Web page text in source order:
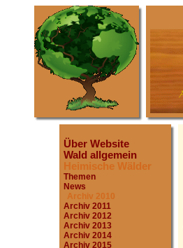
Über Website
Wald allgemein
Heimische Wälder
Themen
News
Archiv 2010
Archiv 2011
Archiv 2012
Archiv 2013
Archiv 2014
Archiv 2015